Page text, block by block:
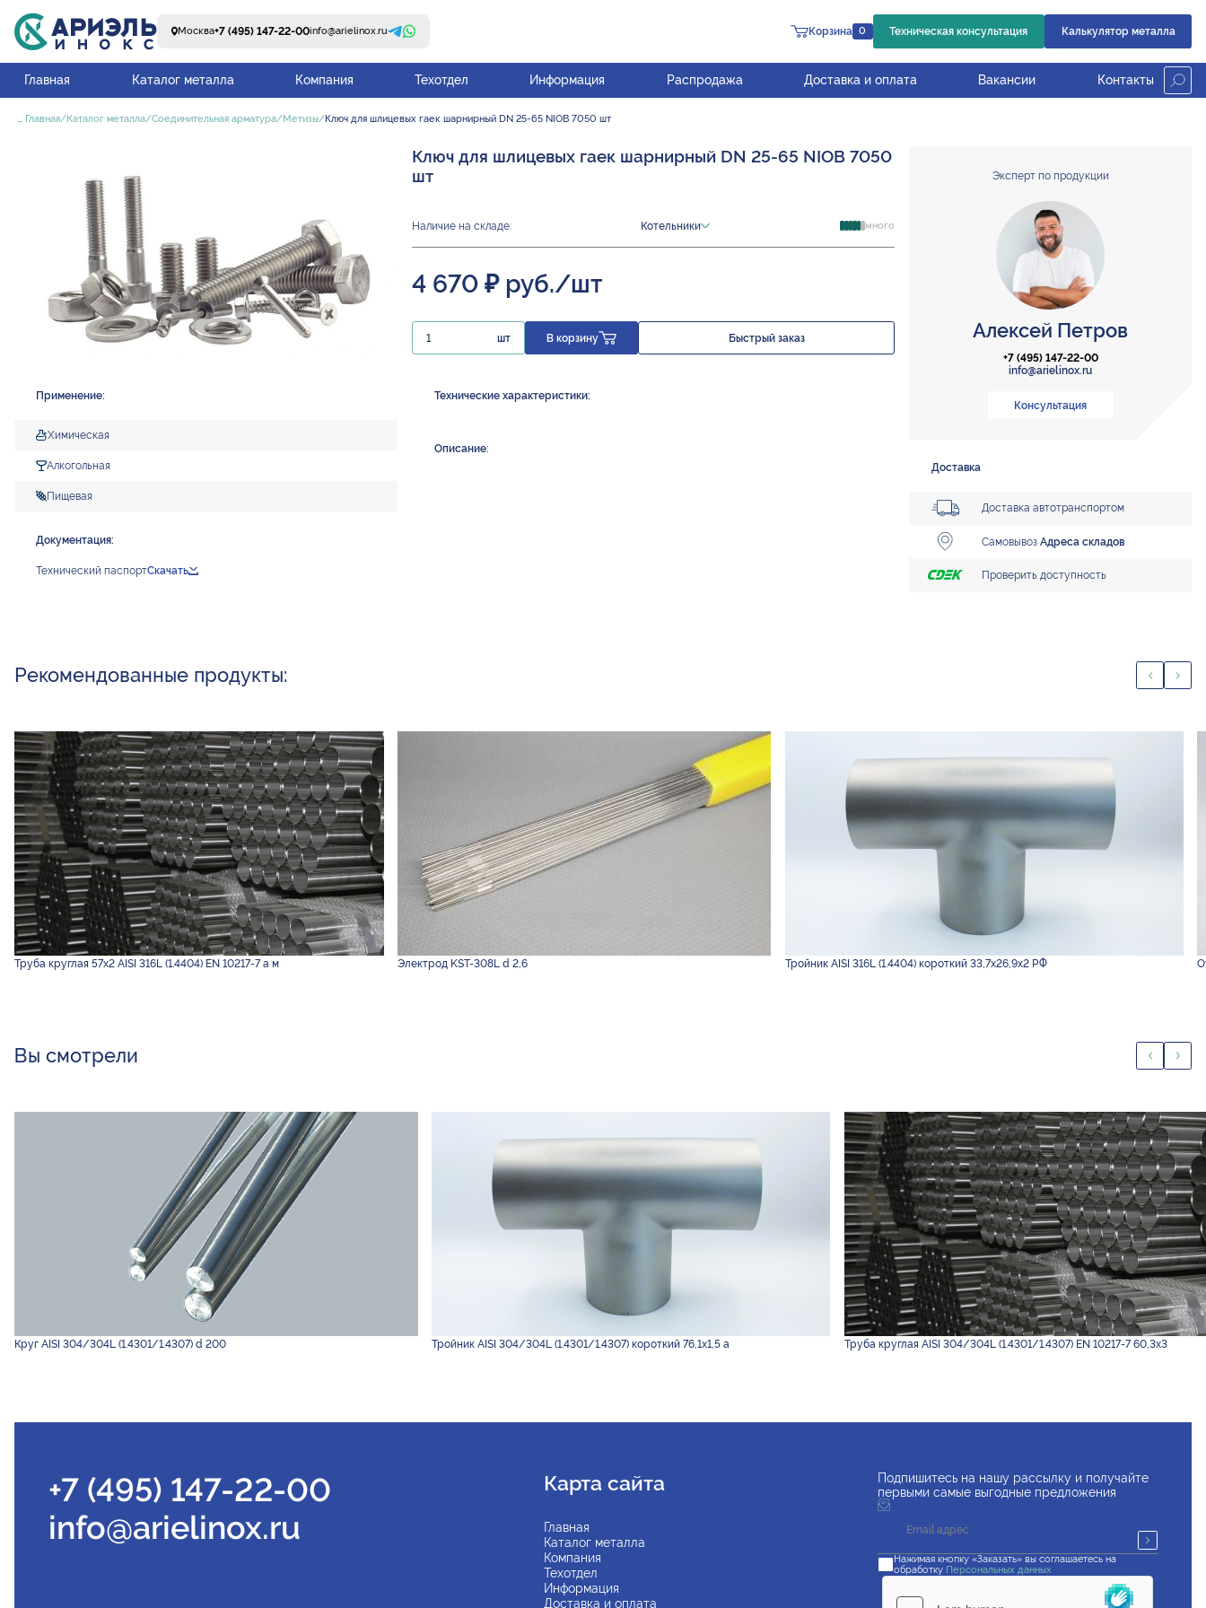
Москва+7 (495) 147-22-00info@arielinox.ru Корзина 0 Техническая консультация Калькулятор металла
Главная Каталог металла Компания Техотдел Информация Распродажа Доставка и оплата Вакансии Контакты
... Главная Каталог металла Соединительная арматура Метизы Ключ для шлицевых гаек шарнирный DN 25-65 NIOB 7050 шт
Ключ для шлицевых гаек шарнирный DN 25-65 NIOB 7050
шт
Наличие на складе: Котельники много
4 670 ₽ руб./шт
шт В корзину Быстрый заказ
Применение:
Химическая
Алкогольная
Пищевая
Документация:
Технический паспортСкачать
Технические характеристики:
Описание:
Эксперт по продукции
Алексей Петров
+7 (495) 147-22-00
info@arielinox.ru
Консультация
Доставка
Доставка автотранспортом
СамовывозАдреса складов
Проверить доступность
Рекомендованные продукты:
Труба круглая 57х2 AISI 316L (1.4404) EN 10217-7 а м Электрод KST-308L d 2,6 Тройник AISI 316L (1.4404) короткий 33,7х26,9х2 РФ
Вы смотрели
Круг AISI 304/304L (1.4301/1.4307) d 200 Тройник AISI 304/304L (1.4301/1.4307) короткий 76,1х1,5 а Труба круглая AISI 304/304L (1.4301/1.4307) EN 10217-7 60,3х3
Подпишитесь на нашу рассылку и получайте
первыми самые выгодные предложения
Нажимая кнопку «Заказать» вы соглашаетесь на
обработку Персональных данных
+7 (495) 147-22-00
info@arielinox.ru
Карта сайта
Главная
Каталог металла
Компания
Техотдел
Информация
Доставка и оплата